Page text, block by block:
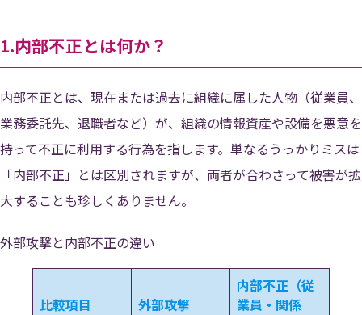
1.内部不正とは何か？
内部不正とは、現在または過去に組織に属した人物（従業員、
業務委託先、退職者など）が、組織の情報資産や設備を悪意を
持って不正に利用する行為を指します。単なるうっかりミスは
「内部不正」とは区別されますが、両者が合わさって被害が拡
大することも珍しくありません。
外部攻撃と内部不正の違い
比較項目 外部攻撃
内部不正（従
業員・関係